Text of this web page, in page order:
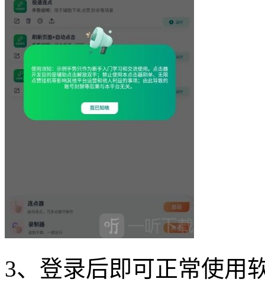
3、登录后即可正常使用